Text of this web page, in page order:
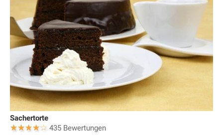
Sachertorte
435 Bewertungen